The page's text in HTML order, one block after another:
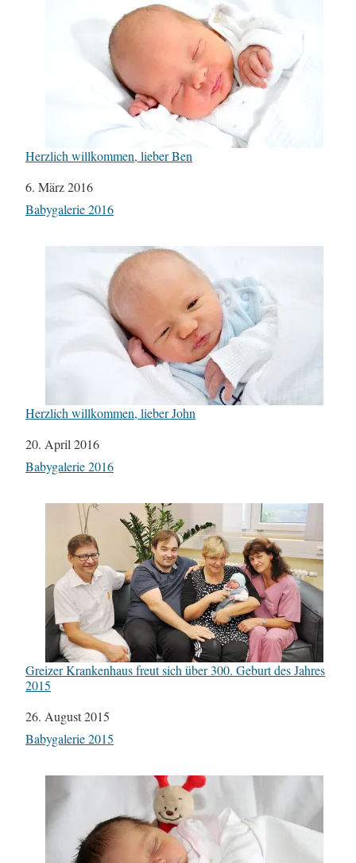
Herzlich willkommen, lieber Ben
Datum
6. März 2016
In Bezug auf
Babygalerie 2016
Herzlich willkommen, lieber John
Datum
20. April 2016
In Bezug auf
Babygalerie 2016
Greizer Krankenhaus freut sich über 300. Geburt des Jahres
2015
Datum
26. August 2015
In Bezug auf
Babygalerie 2015